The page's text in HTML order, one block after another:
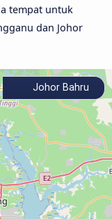
tempat untuk
dan Johor
Johor Bahru